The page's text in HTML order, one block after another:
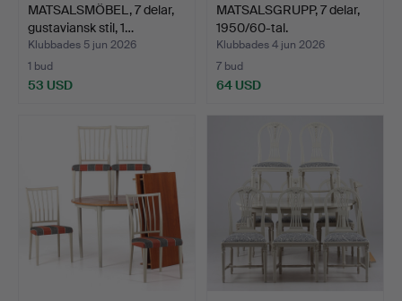
MATSALSMÖBEL, 7 delar,
gustaviansk stil, 1…
Klubbades 5 jun 2026
1 bud
53 USD
MATSALSGRUPP, 7 delar,
1950/60-tal.
Klubbades 4 jun 2026
7 bud
64 USD